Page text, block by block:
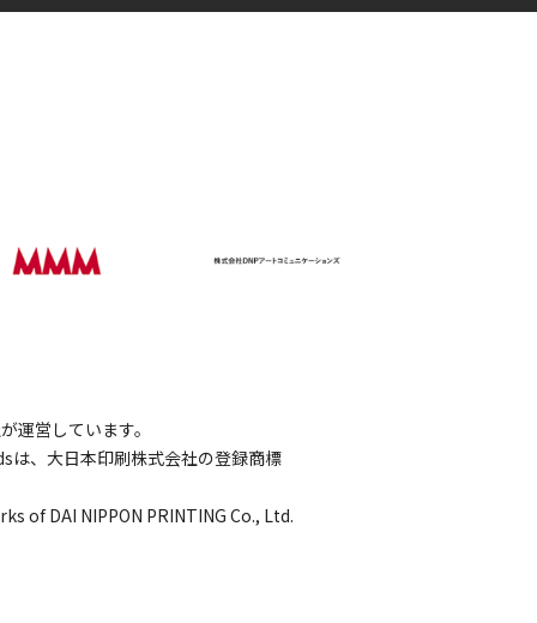
運営しています。
、大日本印刷株式会社の登録商標
of DAI NIPPON PRINTING Co., Ltd.